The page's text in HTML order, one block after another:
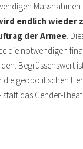
Massnahmen
endlich wieder
der Armee.
die notwendigen
Begrüssenswert
die geopolitischen
das Gender-